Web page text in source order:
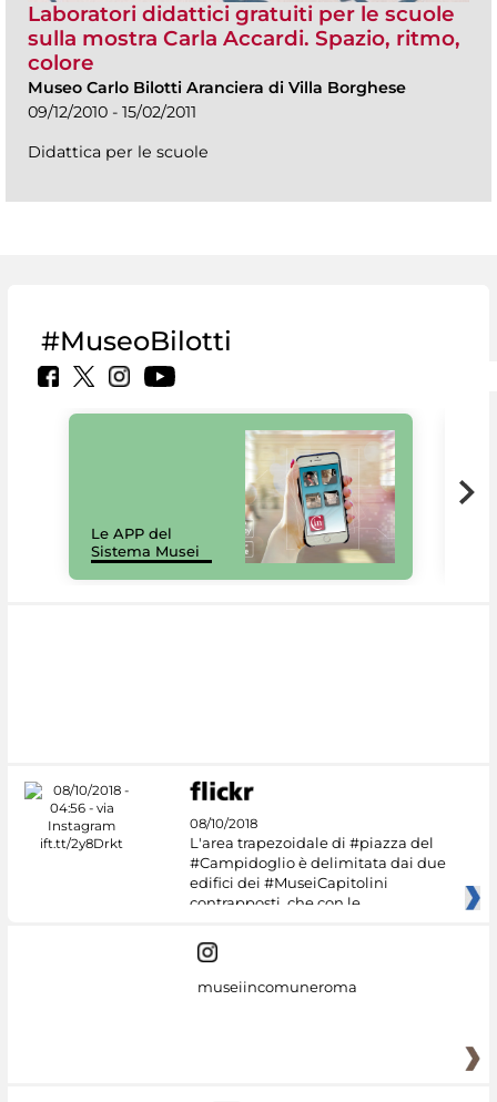
Laboratori didattici gratuiti per le scuole
sulla mostra Carla Accardi. Spazio, ritmo,
colore
Museo Carlo Bilotti Aranciera di Villa Borghese
09/12/2010 - 15/02/2011
Didattica per le scuole
#MuseoBilotti
Le APP del
Sistema Musei
08/10/2018
L'area trapezoidale di #piazza del
#Campidoglio è delimitata dai due
edifici dei #MuseiCapitolini
contrapposti, che con le
museiincomuneroma